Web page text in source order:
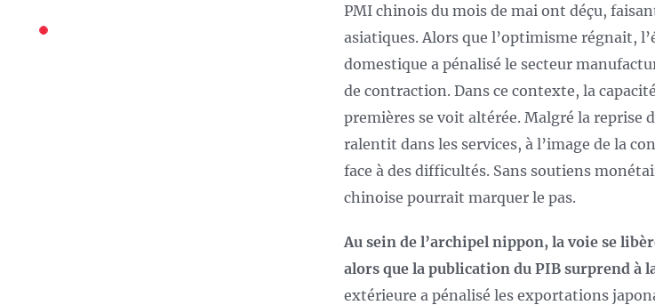
PMI chinois du mois de mai ont déçu,
asiatiques. Alors que l’optimisme régnait,
domestique a pénalisé le secteur
de contraction. Dans ce contexte, la
premières se voit altérée. Malgré la reprise
ralentit dans les services, à l’image de la
face à des difficultés. Sans soutiens
chinoise pourrait marquer le pas.
Au sein de l’archipel nippon, la voie se
alors que la publication du PIB surprend à
extérieure a pénalisé les exportations